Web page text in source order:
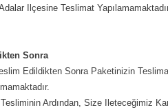
Ilçesine Teslimat
Sonra
Edildikten Sonra Paketinizin
Ardından, Size Ileteceğimiz